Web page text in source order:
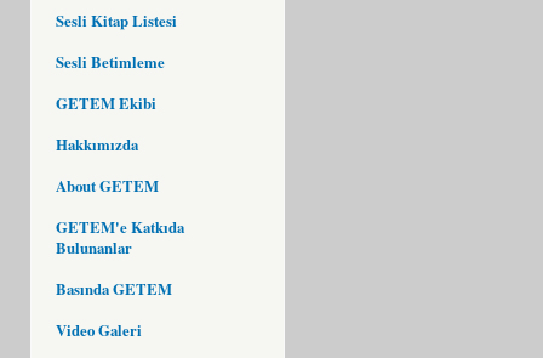
Sesli Kitap Listesi
Sesli Betimleme
GETEM Ekibi
Hakkımızda
About GETEM
GETEM'e Katkıda
Bulunanlar
Basında GETEM
Video Galeri